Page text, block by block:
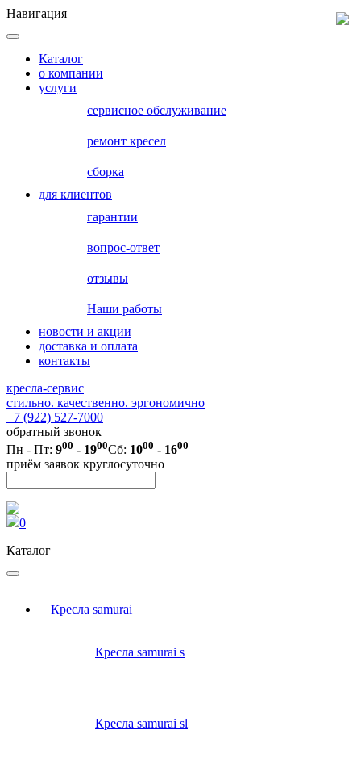
Навигация
Каталог
о компании
услуги
сервисное обслуживание
ремонт кресел
сборка
для клиентов
гарантии
вопрос-ответ
отзывы
Наши работы
новости и акции
доставка и оплата
контакты
кресла-сервис
стильно. качественно. эргономично
+7 (922) 527-7000
обратный звонок
Пн - Пт: 900 - 1900Сб: 1000 - 1600
приём заявок круглосуточно
0
Каталог
Кресла samurai
Кресла samurai s
Кресла samurai sl